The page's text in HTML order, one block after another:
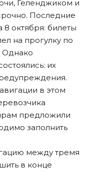
Геленджиком и
Последние
октября: билеты
на прогулку по
Однако
их
в этом
предложили
заполнить
между тремя
в конце